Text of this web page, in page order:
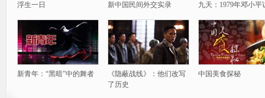
浮生一日 新中国民间外交实录 九天：1979年邓小平
新青年：“黑暗”中的舞者
《隐蔽战线》：他们改写
了历史
中国美食探秘